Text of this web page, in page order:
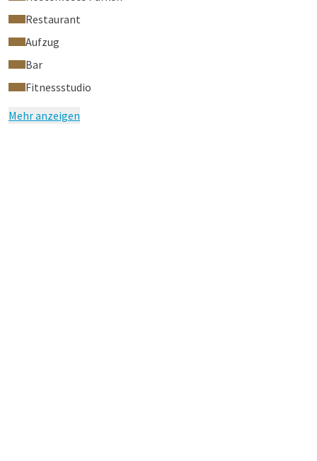
Restaurant
Aufzug
Bar
Fitnessstudio
Mehr anzeigen